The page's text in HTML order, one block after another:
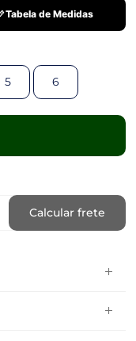
Tabela de Medidas
5 6
Calcular frete